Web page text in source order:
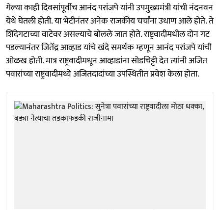
गेल्या काही दिवसांपूर्वीच आनंद परांजपे यांनी उपमुख्यमंत्री यांची नंदनवन
येथे घेतली होती. या भेटीनंतर अनेक राजकीय चर्चांना उधाण आले होते. ते
शिंदेगटाच्या वाटेवर असल्याचे बोलले जात होते. राष्ट्रवादीमधील दोन गट
पडल्यानंतर जितेंद्र आव्हाड यांचे खंदे समर्थक म्हणून आनंद परांजपे यांची
ओळख होती. मात्र राष्ट्रवादीमधून आव्हाडांना सोडचिट्टी देत त्यांनी अजित
पवारांच्या राष्ट्रवादीमध्ये अजितदादांच्या उपस्थितीत प्रवेश केला होता.